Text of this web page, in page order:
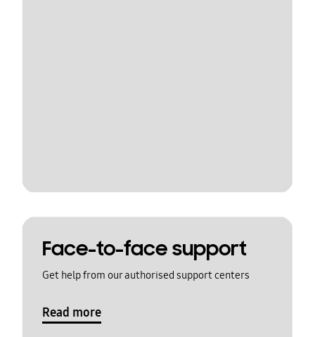
Face-to-face support
Get help from our authorised support centers
Read more